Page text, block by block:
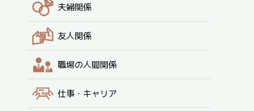
夫婦関係
友人関係
職場の人間関係
仕事・キャリア